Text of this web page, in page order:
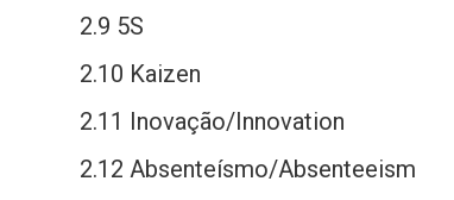
2.9 5S
2.10 Kaizen
2.11 Inovação/Innovation
2.12 Absenteísmo/Absenteeism